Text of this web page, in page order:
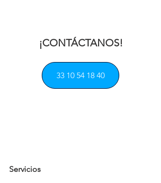
¡CONTÁCTANOS!
33 10 54 18 40
Servicios